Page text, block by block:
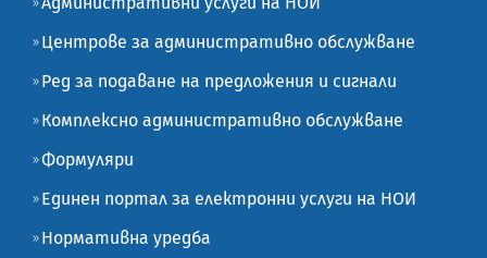
Центрове за административно обслужване
Ред за подаване на предложения и сигнали
Комплексно административно обслужване
Формуляри
Единен портал за електронни услуги на НОИ
Нормативна уредба